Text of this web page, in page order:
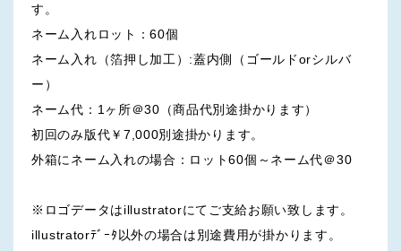
す。
ネーム入れロット：60個
ネーム入れ（箔押し加工）:蓋内側（ゴールドorシルバ
ー）
ネーム代：1ヶ所＠30（商品代別途掛かります）
初回のみ版代￥7,000別途掛かります。
外箱にネーム入れの場合：ロット60個～ネーム代＠30
※ロゴデータはillustratorにてご支給お願い致します。
illustratorﾃﾞｰﾀ以外の場合は別途費用が掛かります。